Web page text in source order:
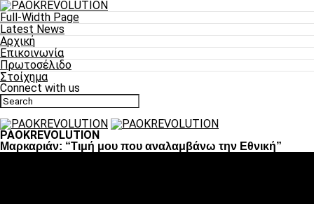
Full-Width Page
Latest News
Αρχική
Επικοινωνία
Πρωτοσέλιδο
Στοίχημα
Connect with us
PAOKREVOLUTION
Μαρκαριάν: “Τιμή μου που αναλαμβάνω την Εθνική”